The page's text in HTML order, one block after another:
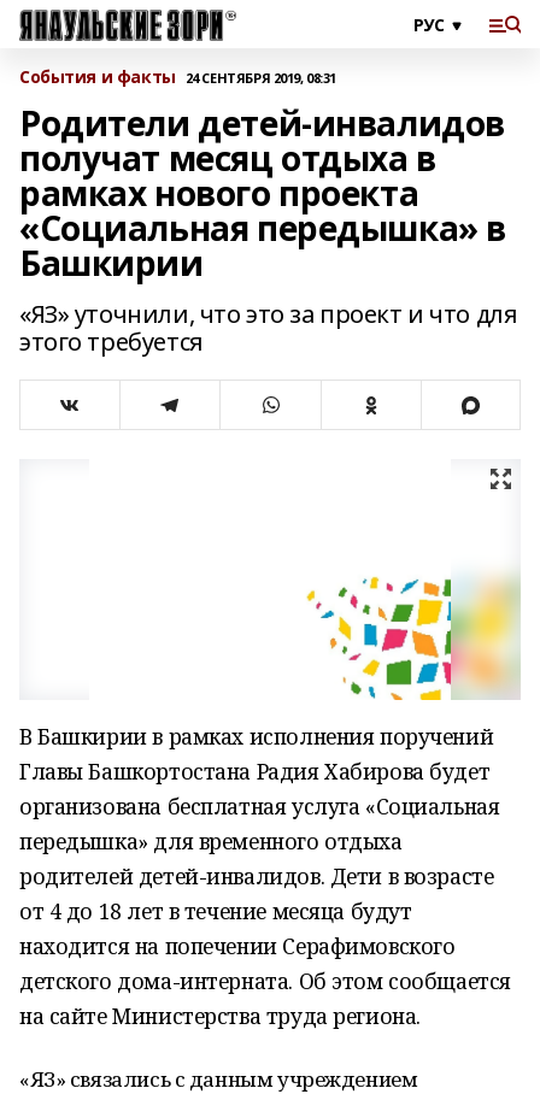
События и факты 24 СЕНТЯБРЯ 2019, 08:31
Родители детей-инвалидов
получат месяц отдыха в
рамках нового проекта
«Социальная передышка» в
Башкирии
«ЯЗ» уточнили, что это за проект и что для
этого требуется
В Башкирии в рамках исполнения поручений
Главы Башкортостана Радия Хабирова будет
организована бесплатная услуга «Социальная
передышка» для временного отдыха
родителей детей-инвалидов. Дети в возрасте
от 4 до 18 лет в течение месяца будут
находится на попечении Серафимовского
детского дома-интерната. Об этом сообщается
на сайте Министерства труда региона.
«ЯЗ» связались с данным учреждением